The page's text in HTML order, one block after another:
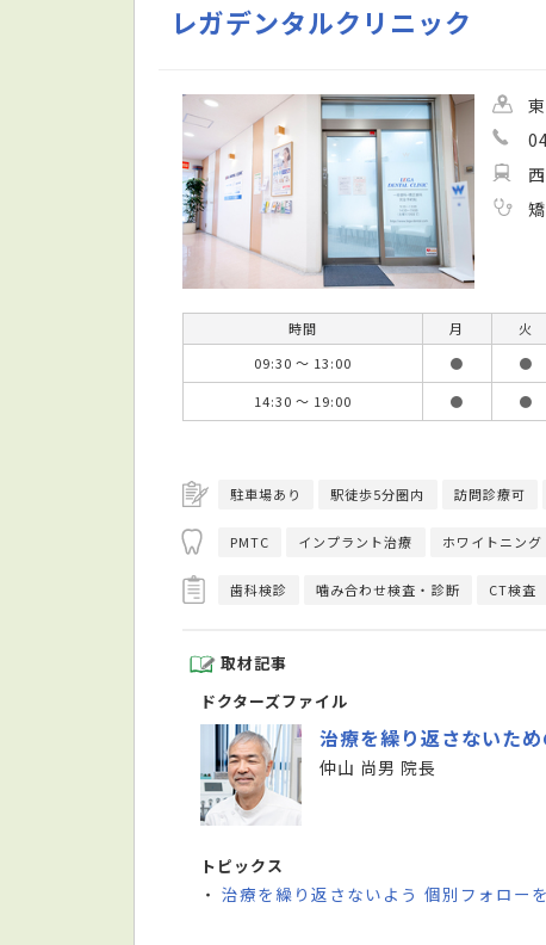
レガデンタルクリニック
時間 月 火
09:30 ～ 13:00
● ●
14:30 ～ 19:00
● ●
駐車場あり 駅徒歩5分圏内 訪問診療可
PMTC インプラント治療 ホワイトニング
歯科検診 噛み合わせ検査・診断 CT検査
取材記事
ドクターズファイル
治療を繰り返さないた
仲山 尚男 院長
トピックス
・治療を繰り返さないよう 個別フォロー